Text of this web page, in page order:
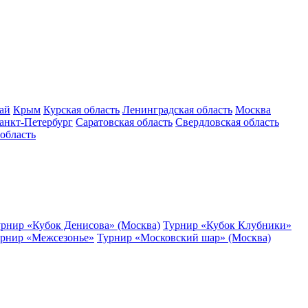
Крым Курская область Ленинградская область Москва
Петербург Саратовская область Свердловская область
«Кубок Денисова» (Москва) Турнир «Кубок Клубники»
«Межсезонье» Турнир «Московский шар» (Москва)